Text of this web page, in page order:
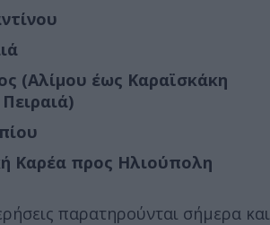
(Αλίμου έως Καραϊσκάκη
Καρέα προς Ηλιούπολη
παρατηρούνται σήμερα και